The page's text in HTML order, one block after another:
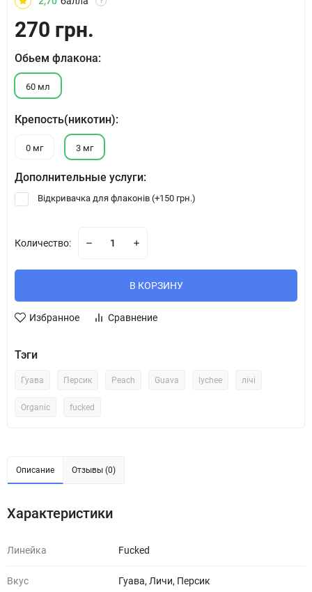
270 грн.
Обьем флакона:
60 мл
Крепость(никотин):
0 мг 3 мг
Дополнительные услуги:
Відкривачка для флаконів (+150 грн.)
Количество:
В КОРЗИНУ
Избранное Сравнение
Тэги
Гуава Персик Peach Guava lychee лічі
Organic fucked
Описание Отзывы (0)
Характеристики
Линейка Fucked
Вкус Гуава, Личи, Персик